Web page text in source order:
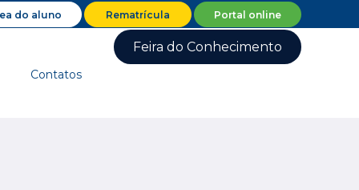
schema/snippets/class-author.phpon line41
do aluno Rematrícula Portal online
Contatos
Feira do Conhecimento